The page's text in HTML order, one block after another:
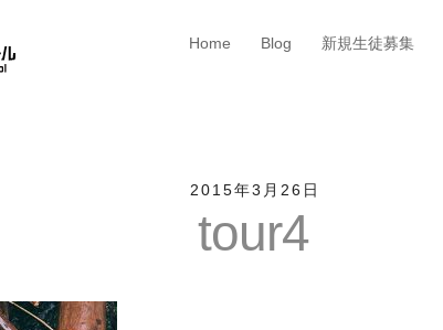
Home Blog 新規生徒募集
2015年3月26日
tour4